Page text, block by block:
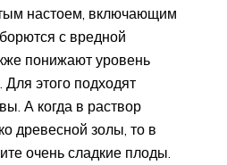
настоем, включающим
с вредной
понижают уровень
Для этого подходят
А когда в раствор
древесной золы, то в
очень сладкие плоды.